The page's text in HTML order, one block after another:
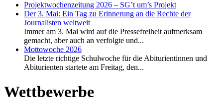
Projektwochenzeitung 2026 – SG’t um’s Projekt
Der 3. Mai: Ein Tag zu Erinnerung an die Rechte der
Journalisten weltweit
Immer am 3. Mai wird auf die Pressefreiheit aufmerksam
gemacht, aber auch an verfolgte und...
Mottowoche 2026
Die letzte richtige Schulwoche für die Abiturientinnen und
Abiturienten startete am Freitag, den...
Wettbewerbe